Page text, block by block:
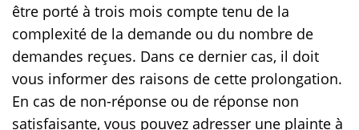
être porté à trois mois compte tenu de la
complexité de la demande ou du nombre de
demandes reçues. Dans ce dernier cas, il doit
vous informer des raisons de cette prolongation.
En cas de non-réponse ou de réponse non
satisfaisante, vous pouvez adresser une plainte à